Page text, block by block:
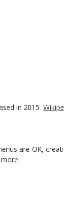
in 2015. Wikipe
are OK, creati